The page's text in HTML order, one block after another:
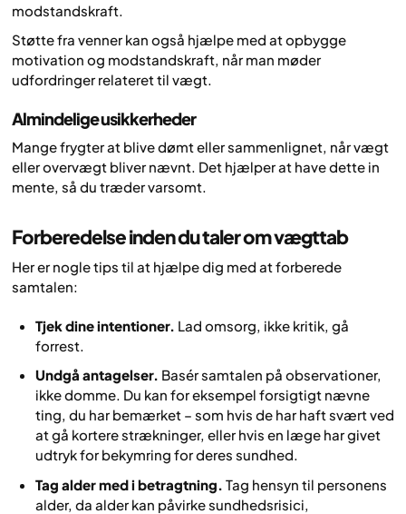
modstandskraft.
Støtte fra venner kan også hjælpe med at opbygge
motivation og modstandskraft, når man møder
udfordringer relateret til vægt.
Almindelige usikkerheder
Mange frygter at blive dømt eller sammenlignet, når vægt
eller overvægt bliver nævnt. Det hjælper at have dette in
mente, så du træder varsomt.
Forberedelse inden du taler om vægttab
Her er nogle tips til at hjælpe dig med at forberede
samtalen:
Tjek dine intentioner. Lad omsorg, ikke kritik, gå
forrest.
Undgå antagelser. Basér samtalen på observationer,
ikke domme. Du kan for eksempel forsigtigt nævne
ting, du har bemærket – som hvis de har haft svært ved
at gå kortere strækninger, eller hvis en læge har givet
udtryk for bekymring for deres sundhed.
Tag alder med i betragtning. Tag hensyn til personens
alder, da alder kan påvirke sundhedsrisici,